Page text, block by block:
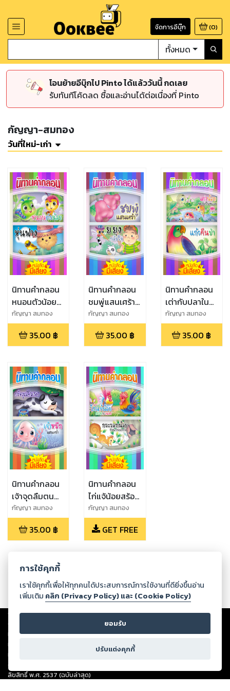
จัดการอีบุ๊ก (0)
ทั้งหมด
โอนย้ายอีบุ๊กไป Pinto ได้แล้ววันนี้ กดเลย
รับทันทีโค้ดลด ซื้อและอ่านได้ต่อเนื่องที่ Pinto
กัญญา-สมทอง
วันที่ใหม่-เก่า
นิทานคำกลอน
หนอนตัวน้อย
(หนังสือมีเสียง)
กัญญา สมทอง
35.00 ฿
นิทานคำกลอน
ชมพู่แสนเศร้า
(หนังสือมีเสียง)
กัญญา สมทอง
35.00 ฿
นิทานคำกลอน
เต่ากับปลาใน
หนอง (หนังสือ
มีเสียง)
กัญญา สมทอง
35.00 ฿
นิทานคำกลอน
เจ้าจุดลืมตน
(หนังสือมีเสียง)
กัญญา สมทอง
35.00 ฿
นิทานคำกลอน
ไก่แจ้น้อยสร้อย
กับเพชร
(หนังสือมีเสียง)
กัญญา สมทอง
GET FREE
Copyright ©2026Storylog Co., Ltd. - สตอรี่ล็อกขอสงวนสิทธิ์ไม่รับผิดชอบ
ต่อผลงานหรือเนื้อหาใดที่อัปโหลดผ่านเว็บไซต์และปรากฏว่าละเมิดสิทธิใน
ทรัพย์สินทางปัญญาของบุคคลอื่นหรือขัดต่อกฎหมายและศีลธรรม ดังนั้น ผู้อ่าน
ทุกท่านโปรดใช้วิจารณญาณในการกลั่นกรองด้วยตนเอง และหากท่านพบว่าส่วน
หนึ่งส่วนใดขัดต่อกฎหมายและศีลธรรม กรุณาแจ้งมายังบริษัท เพื่อทีมงานจะได้
ดำเนินการในทันที ทั้งนี้ ทางสตอรี่ล็อกขอสงวนลิขสิทธิ์ตามพระราชบัญญัติ
ลิขสิทธิ์ พ.ศ. 2537 (ฉบับล่าสุด)
การใช้คุกกี้
เราใช้คุกกี้เพื่อให้ทุกคนได้ประสบการณ์การใช้งานที่ดียิ่งขึ้นอ่าน
เพิ่มเติม คลิก (Privacy Policy) และ (Cookie Policy)
ยอมรับ
ปรับแต่งคุกกี้